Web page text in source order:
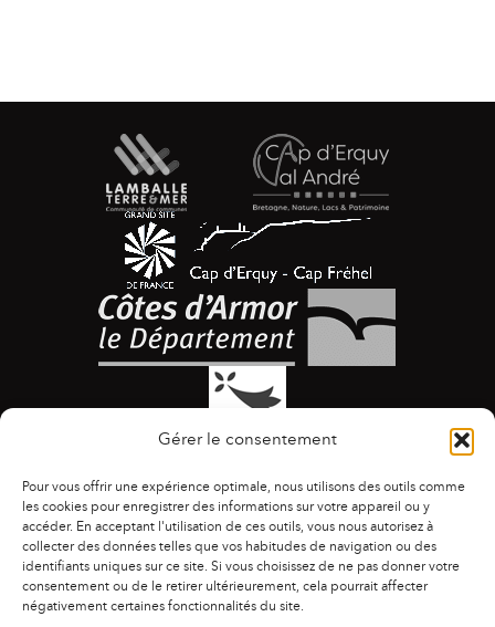
Gérer le consentement
Pour vous offrir une expérience optimale, nous utilisons des outils comme
les cookies pour enregistrer des informations sur votre appareil ou y
accéder. En acceptant l'utilisation de ces outils, vous nous autorisez à
collecter des données telles que vos habitudes de navigation ou des
identifiants uniques sur ce site. Si vous choisissez de ne pas donner votre
consentement ou de le retirer ultérieurement, cela pourrait affecter
négativement certaines fonctionnalités du site.
ACCESSIBILITÉ | AGENDA | ASSOCIATIONS
|
CONTACTS
PUBLICATIONS ESPACE PRESSE